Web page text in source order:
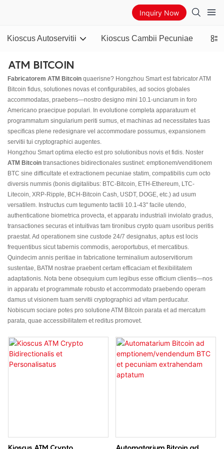
Inquiry Now
Kioscus Autoservitii Kioscus Cambii Pecuniae
ATM BITCOIN
Fabricatorem ATM Bitcoin quaerisne? Hongzhou Smart est fabricator ATM
Bitcoin fidus, solutiones novas et configurabiles, ad socios globales
accommodatas, praebens—nostro designo mini 10.1-unciarum in foro
Americano praecipue populari. In evolutione completa apparatuum et
programmatum singularium periti sumus, et machinas ad necessitates tuas
specificas plene redesignare vel accommodare possumus, expansionem
servitii tui cryptographici augentes.
Hongzhou Smart optima electio est pro solutionibus novis et fidis. Noster
ATM Bitcoin transactiones bidirectionales sustinet: emptionem/venditionem
BTC sine difficultate et extractionem pecuniae statim, compatibilis cum octo
diversis nummis (bonis digitalibus: BTC-Bitcoin, ETH-Ethereum, LTC-
Litecoin, XRP-Ripple, BCH-Bitcoin Cash, USDT, DOGE, etc.) ad usum
versatilem. Instructus cum tegumento tactili 10.1-43" facile utendo,
authenticatione biometrica provecta, et apparatu industriali inviolato gradus,
transactiones securas et intuitivas tam tironibus crypto quam usoribus peritis
praestat. Ad operationem sine custode 24/7 designatus, aptus est locis
frequentibus sicut tabernis commodis, aeroportubus, et mercatibus.
Quindecim annis peritiae in fabricatione terminalium autoservitiorum
sustentae, BATM nostrae praebent certam efficaciam et flexibilitatem
adaptationis. Nota bene obsequium cum legibus esse officium clientis—nos
in apparatu et programmate robusto et accommodato praebendo operam
damus ut visionem tuam servitii cryptographici ad vitam perducatur.
Nobiscum sociare potes pro solutione ATM Bitcoin parata et ad mercatum
parata, quae accessibilitatem et reditus promovet.